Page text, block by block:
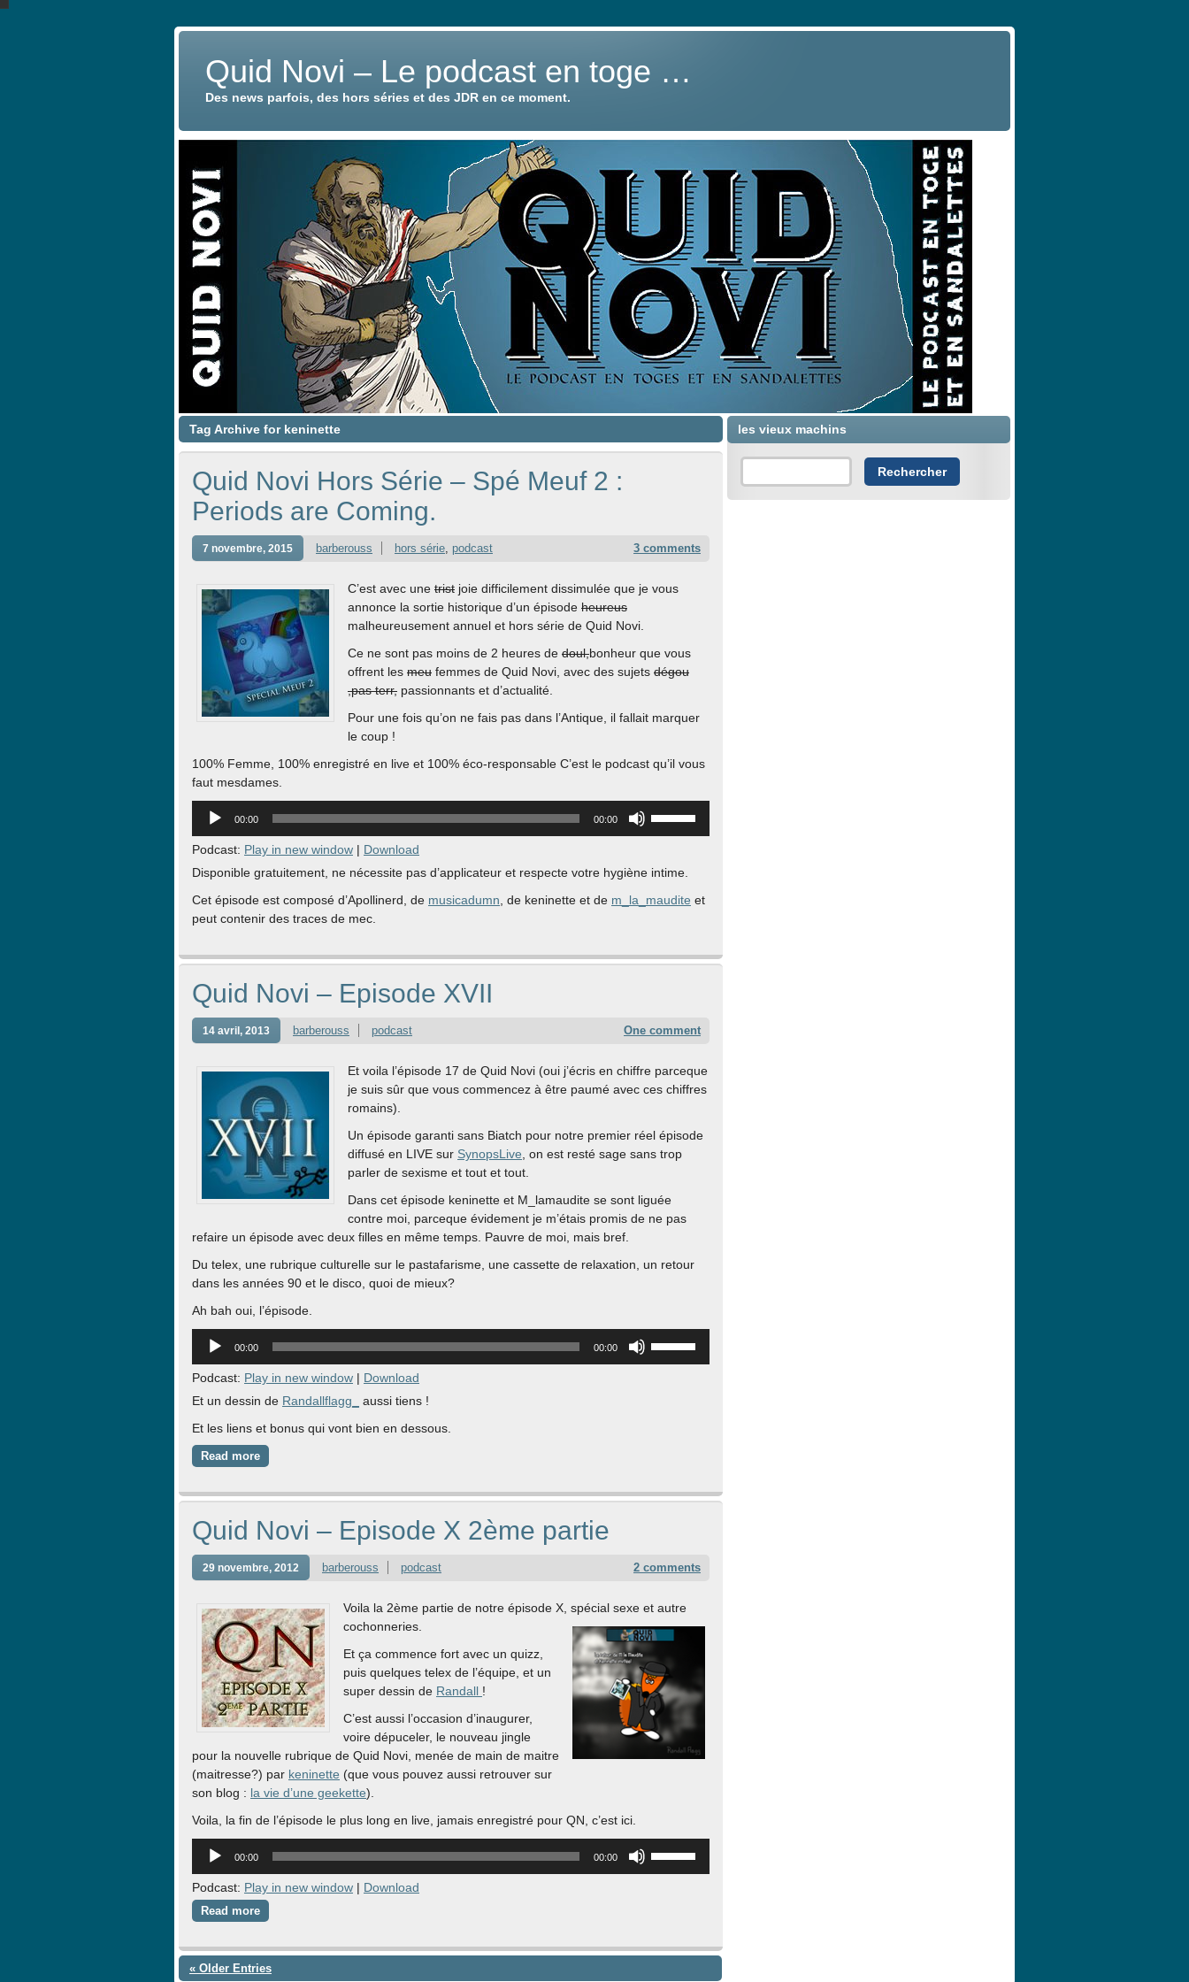
Quid Novi – Le podcast en toge …
Des news parfois, des hors séries et des JDR en ce moment.
Tag Archive for keninette
Quid Novi Hors Série – Spé Meuf 2 :
Periods are Coming.
7 novembre, 2015 barberouss hors série, podcast 3 comments
C’est avec une trist joie difficilement dissimulée que je vous
annonce la sortie historique d’un épisode heureus
malheureusement annuel et hors série de Quid Novi.
Ce ne sont pas moins de 2 heures de doul,bonheur que vous
offrent les meu femmes de Quid Novi, avec des sujets dégou
,pas terr, passionnants et d’actualité.
Pour une fois qu’on ne fais pas dans l’Antique, il fallait marquer
le coup !
100% Femme, 100% enregistré en live et 100% éco-responsable C’est le podcast qu’il vous
faut mesdames.
Lecteur
audio
00:00 00:00
augmenter
le
Podcast: Play in new window | Download
Disponible gratuitement, ne nécessite pas d’applicateur et respecte votre hygiène intime.
Cet épisode est composé d’Apollinerd, de musicadumn , de keninette et de m_la_maudite et
peut contenir des traces de mec.
Quid Novi – Episode XVII
14 avril, 2013 barberouss podcast One comment
Et voila l’épisode 17 de Quid Novi (oui j’écris en chiffre parceque
je suis sûr que vous commencez à être paumé avec ces chiffres
romains).
Un épisode garanti sans Biatch pour notre premier réel épisode
diffusé en LIVE sur SynopsLive , on est resté sage sans trop
parler de sexisme et tout et tout.
Dans cet épisode keninette et M_lamaudite se sont liguée
contre moi, parceque évidement je m’étais promis de ne pas
refaire un épisode avec deux filles en même temps. Pauvre de moi, mais bref.
Du telex, une rubrique culturelle sur le pastafarisme, une cassette de relaxation, un retour
dans les années 90 et le disco, quoi de mieux?
Ah bah oui, l’épisode.
Lecteur
audio
00:00 00:00
volume.
Podcast: Play in new window | Download
Et un dessin de Randallflagg_
aussi tiens !
Et les liens et bonus qui vont bien en dessous.
Read more
Quid Novi – Episode X 2ème partie
29 novembre, 2012 barberouss podcast 2 comments
Voila la 2ème partie de notre épisode X, spécial sexe et autre
cochonneries.
Et ça commence fort avec un quizz,
puis quelques telex de l’équipe, et un
super dessin de Randall !
C’est aussi l’occasion d’inaugurer,
voire dépuceler, le nouveau jingle
pour la nouvelle rubrique de Quid Novi, menée de main de maitre
(maitresse?) par keninette (que vous pouvez aussi retrouver sur
son blog : la vie d’une geekette).
Voila, la fin de l’épisode le plus long en live, jamais enregistré pour QN, c’est ici.
Lecteur
audio
00:00 00:00
ou
Podcast: Play in new window | Download
Read more
« Older Entries
les vieux machins